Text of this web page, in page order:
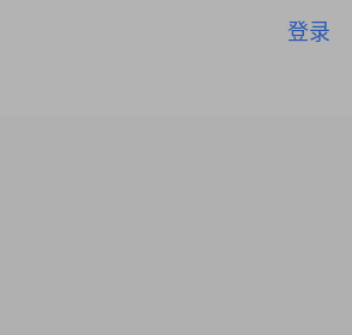
登录